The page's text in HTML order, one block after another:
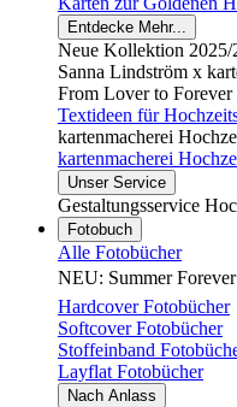
Entdecke Mehr...
Neue Kollektion 2025/
Sanna Lindström x
From Lover to
Textideen für
kartenmacherei
kartenmacherei
Unser Service
Gestaltungsservice
Fotobuch
Alle Fotobücher
NEU: Summer
Hardcover Fotobücher
Softcover Fotobücher
Stoffeinband
Layflat Fotobücher
Nach Anlass